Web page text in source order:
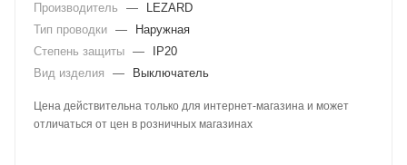
Производитель —
LEZARD
Тип проводки —
Наружная
Степень защиты —
IP20
Вид изделия
— Выключатель
Цена действительна только для интернет-магазина и может
отличаться от цен в розничных магазинах